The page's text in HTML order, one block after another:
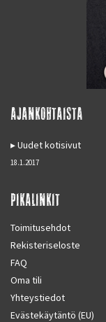
AJANKOHTAISTA
Uudet kotisivut
18.1.2017
PIKALINKIT
Toimitusehdot
Rekisteriseloste
FAQ
Oma tili
Yhteystiedot
Evästekäytäntö (EU)